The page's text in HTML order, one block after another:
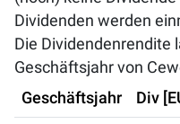
Dividenden werden
Die Dividendenrendite
Geschäftsjahr von
Geschäftsjahr
Div